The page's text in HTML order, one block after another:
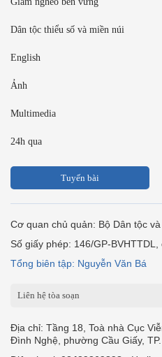
Dân tộc thiểu số và miền núi
English
Ảnh
Multimedia
24h qua
Tuyến bài
Cơ quan chủ quản: Bộ Dân tộc
Số giấy phép: 146/GP-
Tổng biên tập: Nguyễn Văn Bá
Liên hệ tòa soạn
Địa chỉ: Tầng 18, Toà nhà Cục
Đình Nghệ, phường Cầu Giấy, TP.